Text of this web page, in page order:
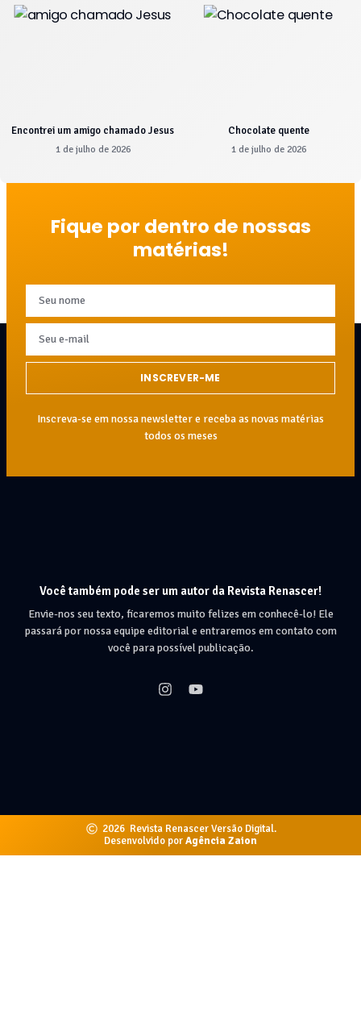
Encontrei um amigo chamado Jesus
1 de julho de 2026
Chocolate quente
1 de julho de 2026
Fique por dentro de nossas
matérias!
INSCREVER-ME
Inscreva-se em nossa newsletter e receba as novas matérias
todos os meses
Você também pode ser um autor da Revista Renascer!
Envie-nos seu texto, ficaremos muito felizes em conhecê-lo! Ele
passará por nossa equipe editorial e entraremos em contato com
você para possível publicação.
2026 Revista Renascer Versão Digital.
Desenvolvido porAgência Zaion